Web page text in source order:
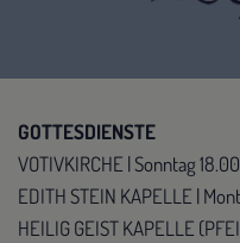
GOTTESDIENSTE
VOTIVKIRCHE | Sonntag
EDITH STEIN KAPELLE |
HEILIG GEIST KAPELLE